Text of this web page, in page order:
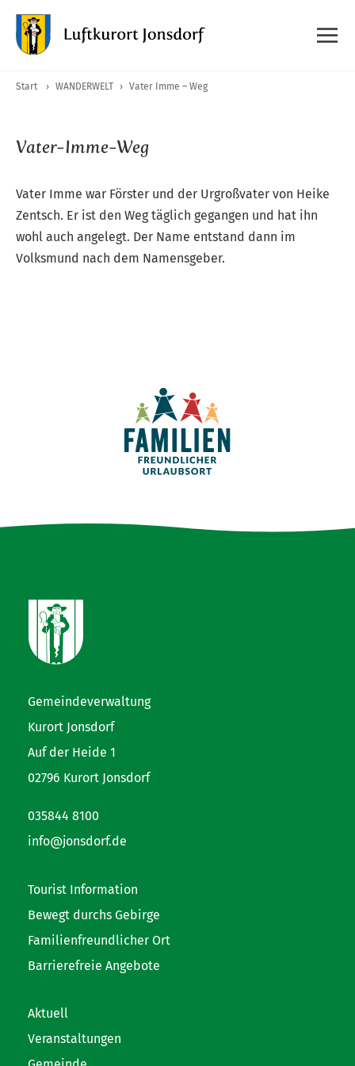
Start › WANDERWELT › Vater Imme – Weg
Vater-Imme-Weg
Vater Imme war Förster und der Urgroßvater von Heike
Zentsch. Er ist den Weg täglich gegangen und hat ihn
wohl auch angelegt. Der Name entstand dann im
Volksmund nach dem Namensgeber.
Gemeindeverwaltung
Kurort Jonsdorf
Auf der Heide 1
02796 Kurort Jonsdorf
035844 8100
info@jonsdorf.de
Tourist Information
Bewegt durchs Gebirge
Familienfreundlicher Ort
Barrierefreie Angebote
Aktuell
Veranstaltungen